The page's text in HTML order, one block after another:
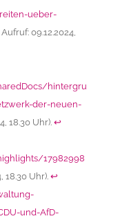
ueber-
09.12.2024,
hintergru
der-neuen-
18.30 Uhr). ↩︎
17982998
18.30 Uhr). ↩︎
und-AfD-